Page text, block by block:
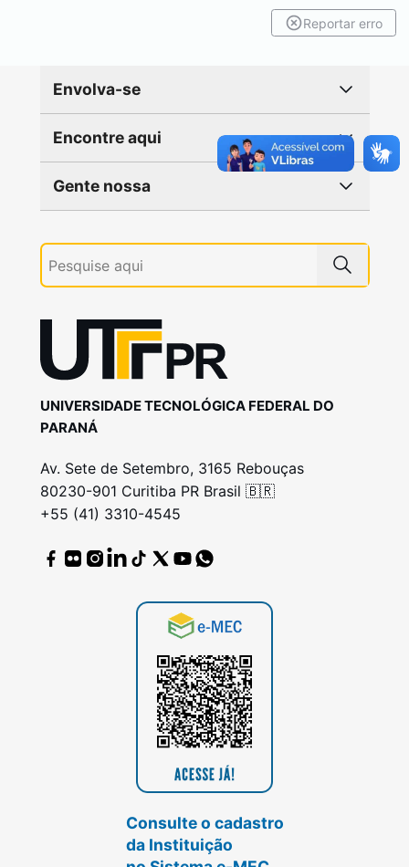
Reportar erro
Envolva-se
Encontre aqui
Gente nossa
UNIVERSIDADE TECNOLÓGICA FEDERAL DO
PARANÁ
Av. Sete de Setembro, 3165 Rebouças
80230-901 Curitiba PR Brasil 🇧🇷
+55 (41) 3310-4545
Consulte o cadastro
da Instituição